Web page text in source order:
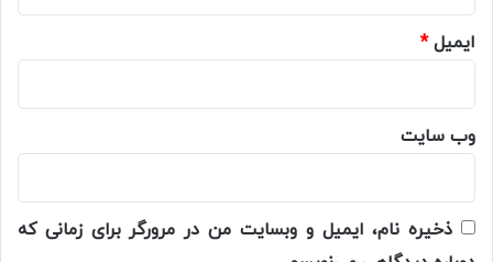
ایمیل*
وب‌ سایت
ذخیره نام، ایمیل و وبسایت من در مرورگر برای زمانی که